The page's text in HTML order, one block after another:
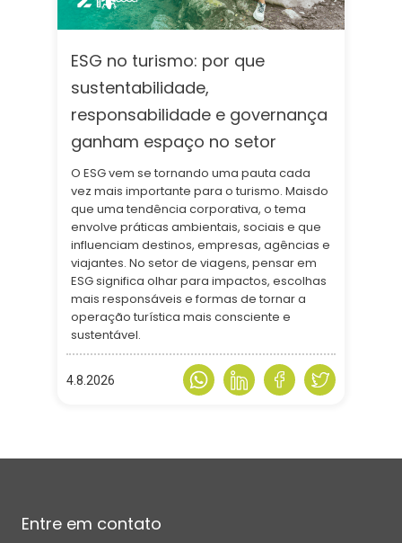
ESG no turismo: por que
sustentabilidade,
responsabilidade e governança
ganham espaço no setor
O ESG vem se tornando uma pauta cada
vez mais importante para o turismo. Maisdo
que uma tendência corporativa, o tema
envolve práticas ambientais, sociais e que
influenciam destinos, empresas, agências e
viajantes. No setor de viagens, pensar em
ESG significa olhar para impactos, escolhas
mais responsáveis e formas de tornar a
operação turística mais consciente e
sustentável.
4.8.2026
Entre em contato